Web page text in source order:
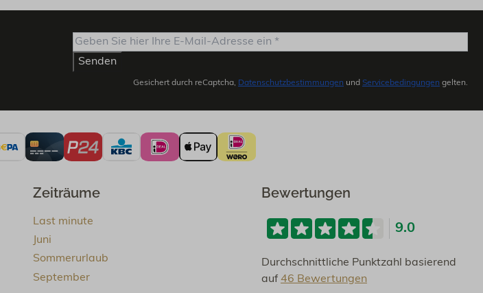
Senden
Gesichert durch reCaptcha, Datenschutzbestimmungen und Servicebedingungen gelten.
Zeiträume
Last minute
Juni
Sommerurlaub
September
Bewertungen
9.0
Durchschnittliche Punktzahl basierend
auf 46 Bewertungen